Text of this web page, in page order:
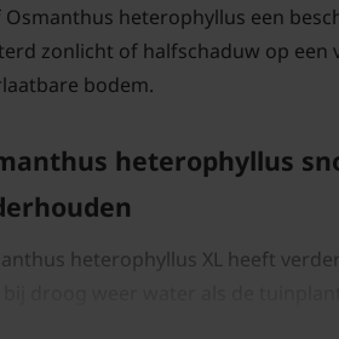
Osmanthus heterophyllus een
zonlicht of halfschaduw op een
bodem.
heterophyllus
heterophyllus XL heeft